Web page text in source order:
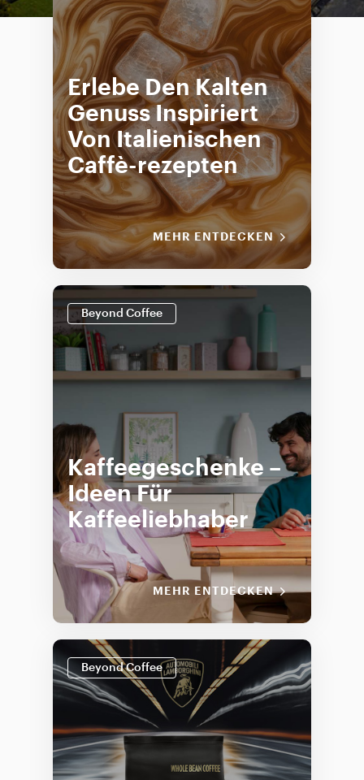
Erlebe Den Kalten
Genuss Inspiriert
Von Italienischen
Caffè-rezepten
MEHR ENTDECKEN
Beyond Coffee
Kaffeegeschenke –
Ideen Für
Kaffeeliebhaber
MEHR ENTDECKEN
Beyond Coffee